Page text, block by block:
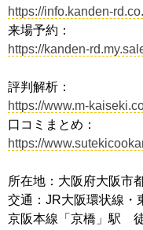
https://info.kanden-
来場予約：
https://kanden-
評判解析：
https://www.m-
口コミまとめ：
https://
所在地：大阪府大阪市
交通：JR大阪環状線
京阪本線「京橋」駅